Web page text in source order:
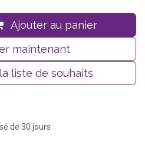
Ajouter au panier
maintenant
liste de souhaits
de 30 jours